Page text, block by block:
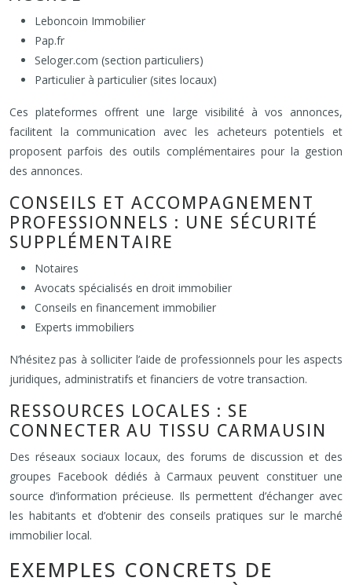
Leboncoin Immobilier
Pap.fr
Seloger.com (section particuliers)
Particulier à particulier (sites locaux)
Ces plateformes offrent une large visibilité à vos annonces,
facilitent la communication avec les acheteurs potentiels et
proposent parfois des outils complémentaires pour la gestion
des annonces.
CONSEILS ET ACCOMPAGNEMENT
PROFESSIONNELS : UNE SÉCURITÉ
SUPPLÉMENTAIRE
Notaires
Avocats spécialisés en droit immobilier
Conseils en financement immobilier
Experts immobiliers
N’hésitez pas à solliciter l’aide de professionnels pour les aspects
juridiques, administratifs et financiers de votre transaction.
RESSOURCES LOCALES : SE
CONNECTER AU TISSU CARMAUSIN
Des réseaux sociaux locaux, des forums de discussion et des
groupes Facebook dédiés à Carmaux peuvent constituer une
source d’information précieuse. Ils permettent d’échanger avec
les habitants et d’obtenir des conseils pratiques sur le marché
immobilier local.
EXEMPLES CONCRETS DE